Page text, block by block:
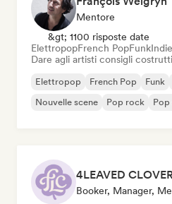
Mentore
&gt; 1100 risposte date
ElettropopFrench PopFunk
Dare agli artisti consigli
Elettropop French Pop Funk
Nouvelle scene
Pop rock Pop
4LEAVED
Booker, Manager,